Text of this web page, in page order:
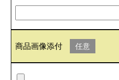
商品画像添付 任意